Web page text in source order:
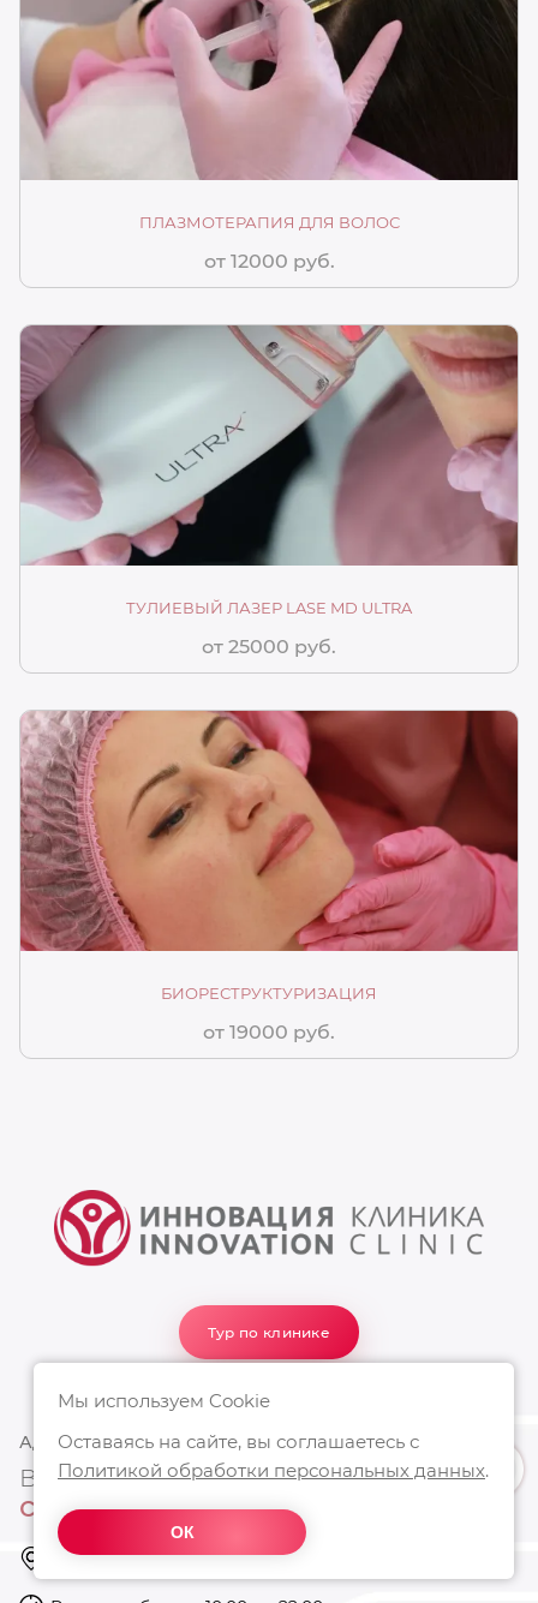
ПЛАЗМОТЕРАПИЯ ДЛЯ ВОЛОС
от 12000 руб.
ТУЛИЕВЫЙ ЛАЗЕР LASE MD ULTRA
от 25000 руб.
БИОРЕСТРУКТУРИЗАЦИЯ
от 19000 руб.
Тур по клинике
Режим работы: с 10:00 до 22:00
АДРЕС КЛИНИКИ
Ваше место
силы и красоты
Москва, Проспект Мира 102, стр. 24
Мы используем Cookie
Оставаясь на сайте, вы соглашаетесь с
Политикой обработки персональных данных.
ОК